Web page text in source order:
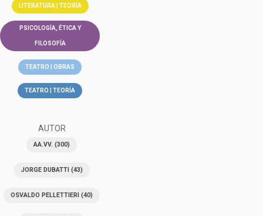
LITERATURA | TEORÍA
PSICOLOGÍA, ÉTICA Y
FILOSOFÍA
TEATRO | OBRAS
TEATRO | TEORÍA
AUTOR
AA.VV. (300)
JORGE DUBATTI(43)
OSVALDO PELLETTIERI (40)